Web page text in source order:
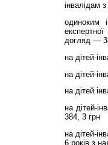
інвалідам
одиноким
догляд —
на дітей-
на дітей-
на дітей
на дітей-
384, 3 грн
на дітей-
6 років з